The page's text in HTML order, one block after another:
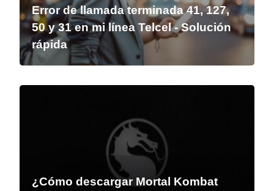
Error de llamada terminada 41, 127,
50 y 31 en mi línea Telcel - Solución
rápida
¿Cómo descargar Mortal Kombat